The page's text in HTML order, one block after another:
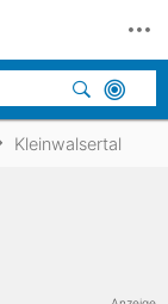
Kleinwalsertal